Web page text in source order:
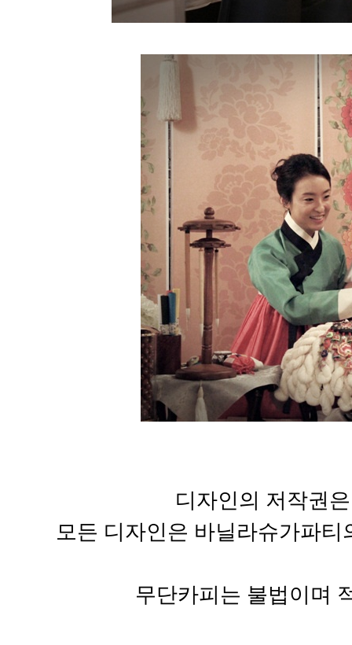
디자인의 저작권
모든 디자인은 바닐라슈가파
무단카피는 불법이며